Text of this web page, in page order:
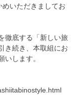
いただきましてお
徹底する「新しい旅
き続き、本取組にお
します。